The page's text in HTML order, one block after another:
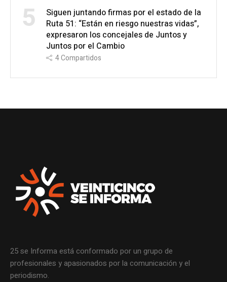
5
Siguen juntando firmas por el estado de la
Ruta 51: “Están en riesgo nuestras vidas”,
expresaron los concejales de Juntos y
Juntos por el Cambio
4Compartidos
25 se Informa está conformado por un grupo de
profesionales y apasionados por la comunicación y el
periodismo.